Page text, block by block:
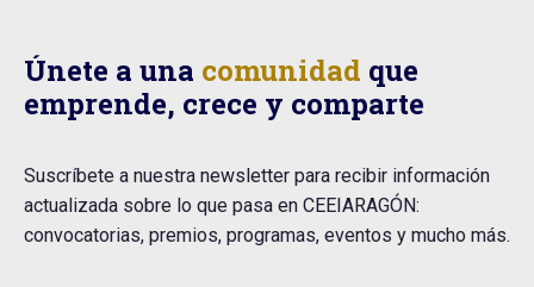
Únete a una comunidad que
emprende, crece y comparte
Suscríbete a nuestra newsletter para recibir información
actualizada sobre lo que pasa en CEEIARAGÓN:
convocatorias, premios, programas, eventos y mucho más.